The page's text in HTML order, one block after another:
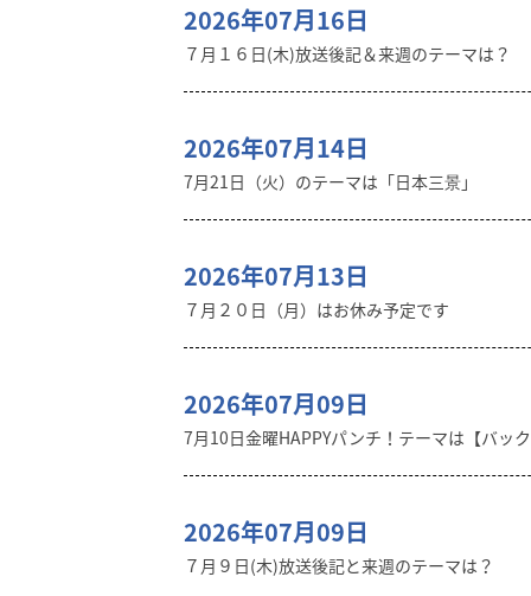
2026年07月16日
７月１６日(木)放送後記＆来週のテーマは？
2026年07月14日
7月21日（火）のテーマは「日本三景」
2026年07月13日
７月２０日（月）はお休み予定です
2026年07月09日
7月10日金曜HAPPYパンチ！テーマは【バック
2026年07月09日
７月９日(木)放送後記と来週のテーマは？